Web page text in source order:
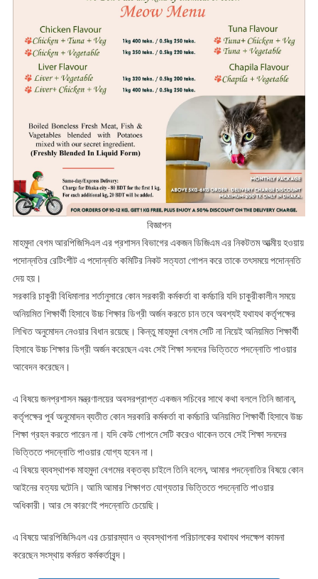
বিজ্ঞাপন
মাহমুদা বেগম আরপিজিসিএল এর প্রশাসন বিভাগের একজন ডিজিএম এর নিকটতম আত্মীয় হওয়ায়
পদোন্নতির রেটিংশীট এ পদোন্নতি কমিটির নিকট সত্যতা গোপন করে তাকে তৎসময়ে পদোন্নতি
দেয় হয়।
সরকারি চাকুরী বিধিমালার শর্তানুসারে কোন সরকারী কর্মকর্তা বা কর্মচারি যদি চাকুরীকালীন সময়ে
অনিয়মিত শিক্ষার্থী হিসাবে উচ্চ শিক্ষার ডিগ্রী অর্জন করতে চান তবে অবশ্যই যথাযথ কর্তৃপক্ষের
লিখিত অনুমোদন নেওয়ার বিধান রয়েছে। কিন্তু মাহমুদা বেগম সেটি না নিয়েই অনিয়মিত শিক্ষার্থী
হিসাবে উচ্চ শিক্ষার ডিগ্রী অর্জন করেছেন এবং সেই শিক্ষা সনদের ভিত্তিতে পদন্নোতি পাওয়ার
আবেদন করেছেন।
এ বিষয়ে জনপ্রশাসন মন্ত্রণালয়ের অবসরপ্রাপ্ত একজন সচিবের সাথে কথা বললে তিনি জানান,
কর্তৃপক্ষের পুর্ব অনুমোদন ব্যতীত কোন সরকারি কর্মকর্তা বা কর্মচারি অনিয়মিত শিক্ষার্থী হিসাবে উচ্চ
শিক্ষা গ্রহন করতে পারেন না। যদি কেউ গোপনে সেটি করেও থাকেন তবে সেই শিক্ষা সনদের
ভিত্তিতে পদন্নোতি পাওয়ার যোগ্য হবেন না।
এ বিষয়ে ব্যবস্থাপক মাহমুদা বেগমের বক্তব্য চাইলে তিনি বলেন, আমার পদন্নোতির বিষয়ে কোন
আইনের বত্যয় ঘটেনি। আমি আমার শিক্ষাগত যোগ্যতার ভিত্তিতে পদন্নোতি পাওয়ার
অধিকারী। আর সে কারণেই পদন্নোতি চেয়েছি।
এ বিষয়ে আরপিজিসিএল এর চেয়ারম্যান ও ব্যবস্থাপনা পরিচালকের যথাযথ পদক্ষেপ কামনা
করেছেন সংস্থায় কর্মরত কর্মকর্তাবৃন্দ।